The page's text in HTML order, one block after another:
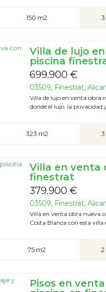
150 m2
Villa de lujo
piscina
699.900 €
03509, Finestrat,
Villa de lujo en venta obra
donde el lujo, la privacidad
323 m2
Villa en venta
finestrat
379.900 €
03509, Finestrat,
Villa en venta obra nueva
Costa Blanca con esta
75 m2
Pisos en